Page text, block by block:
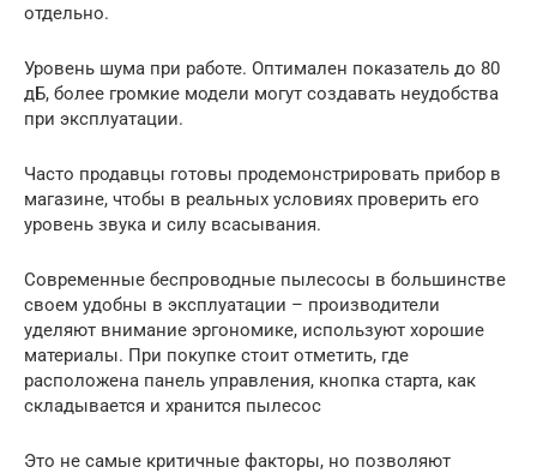
отдельно.
Уровень шума при работе. Оптимален показатель до 80
дБ, более громкие модели могут создавать неудобства
при эксплуатации.
Часто продавцы готовы продемонстрировать прибор в
магазине, чтобы в реальных условиях проверить его
уровень звука и силу всасывания.
Современные беспроводные пылесосы в большинстве
своем удобны в эксплуатации – производители
уделяют внимание эргономике, используют хорошие
материалы. При покупке стоит отметить, где
расположена панель управления, кнопка старта, как
складывается и хранится пылесос
Это не самые критичные факторы, но позволяют